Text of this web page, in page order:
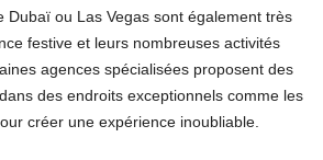
Dubaï ou Las Vegas sont également très
festive et leurs nombreuses activités
agences spécialisées proposent des
des endroits exceptionnels comme les
créer une expérience inoubliable.